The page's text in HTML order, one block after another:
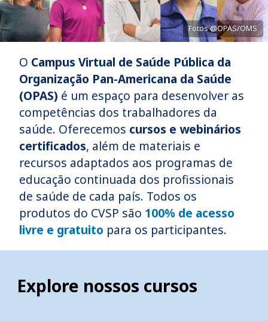
Trazer o conhecimento à prática
Saiba Mais
Fotos @OPAS/OMS
O Campus Virtual de Saúde Pública da
Organização Pan-Americana da Saúde
(OPAS) é um espaço para desenvolver as
competências dos trabalhadores da
saúde. Oferecemos cursos e webinários
certificados, além de materiais e
recursos adaptados aos programas de
educação continuada dos profissionais
de saúde de cada país. Todos os
produtos do CVSP são 100% de acesso
livre e gratuito para os participantes.
Explore nossos cursos